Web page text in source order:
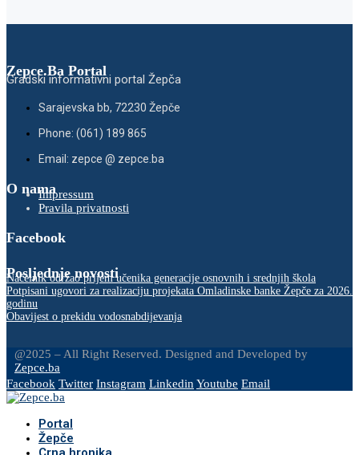
Zepce.Ba Portal
Gradski informativni portal Žepča
Sarajevska bb, 72230 Žepče
Phone: (061) 189 865
Email: zepce @ zepce.ba
O namaImpressum
Pravila privatnosti
Facebook
Posljednje novosti
Načelnik održao prijem učenika generacije osnovnih i srednjih škola
Potpisani ugovori za realizaciju projekata Omladinske banke Žepče za 2026.
godinu
Obavijest o prekidu vodosnabdijevanja
@2025 – All Right Reserved. Designed and Developed by
Zepce.ba
Facebook Twitter Instagram LinkedinYoutube Email
Portal
Žepče